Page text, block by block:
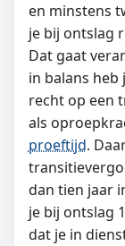
en minstens
je bij ontslag
Dat gaat
in balans heb
recht op een
als
proeftijd.
dan tien jaar
je bij ontslag
dat je in